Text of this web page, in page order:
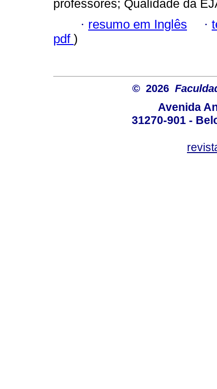
professores; Qualidade da
· resumo em Inglês ·
pdf )
© 2026
Avenida
31270-901 -